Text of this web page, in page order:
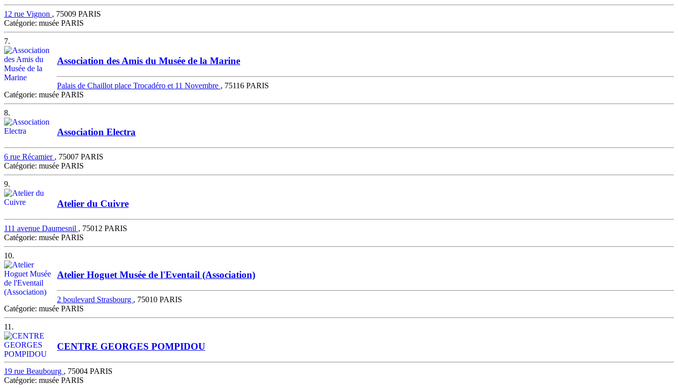
12 rue Vignon , 75009 PARIS
Catégorie: musée PARIS
7.
Association des Amis du Musée de la Marine
Palais de Chaillot place Trocadéro et 11 Novembre , 75116 PARIS
Catégorie: musée PARIS
8.
Association Electra
6 rue Récamier , 75007 PARIS
Catégorie: musée PARIS
9.
Atelier du Cuivre
111 avenue Daumesnil , 75012 PARIS
Catégorie: musée PARIS
10.
Atelier Hoguet Musée de l'Eventail (Association)
2 boulevard Strasbourg , 75010 PARIS
Catégorie: musée PARIS
11.
CENTRE GEORGES POMPIDOU
19 rue Beaubourg , 75004 PARIS
Catégorie: musée PARIS